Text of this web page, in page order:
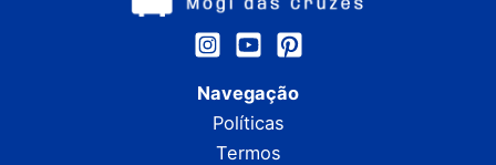
Navegação
Políticas
Termos